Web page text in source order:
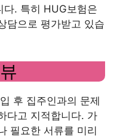
다. 특히 HUG보험은
담으로 평가받고 있습
후 집주인과의 문제
다고 지적합니다. 가
필요한 서류를 미리